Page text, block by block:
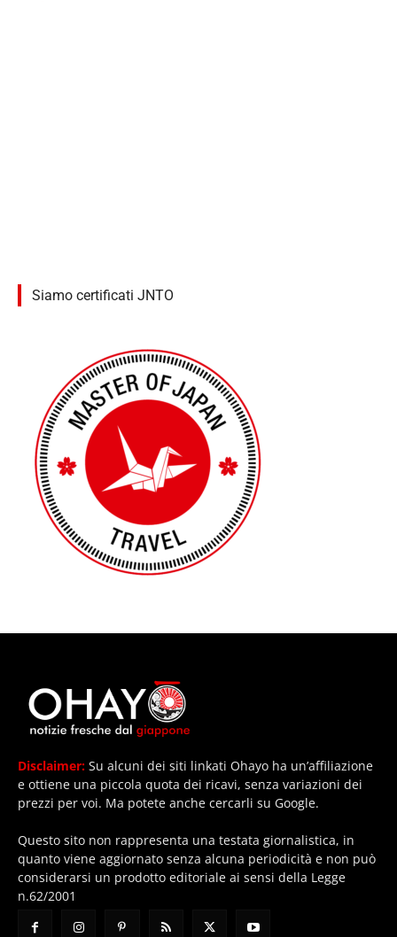
Siamo certificati JNTO
Disclaimer: Su alcuni dei siti linkati Ohayo ha un’affiliazione
e ottiene una piccola quota dei ricavi, senza variazioni dei
prezzi per voi. Ma potete anche cercarli su Google.
Questo sito non rappresenta una testata giornalistica, in
quanto viene aggiornato senza alcuna periodicità e non può
considerarsi un prodotto editoriale ai sensi della Legge
n.62/2001